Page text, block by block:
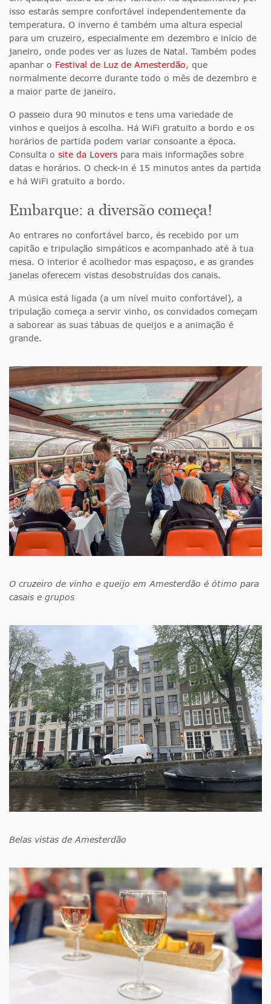
isso estarás sempre confortável independentemente da
temperatura. O inverno é também uma altura especial
para um cruzeiro, especialmente em dezembro e início de
janeiro, onde podes ver as luzes de Natal. Também podes
apanhar o Festival de Luz de Amesterdão, que
normalmente decorre durante todo o mês de dezembro e
a maior parte de janeiro.
O passeio dura 90 minutos e tens uma variedade de
vinhos e queijos à escolha. Há WiFi gratuito a bordo e os
horários de partida podem variar consoante a época.
Consulta o site da Lovers para mais informações sobre
datas e horários. O check-in é 15 minutos antes da partida
e há WiFi gratuito a bordo.
Embarque: a diversão começa!
Ao entrares no confortável barco, és recebido por um
capitão e tripulação simpáticos e acompanhado até à tua
mesa. O interior é acolhedor mas espaçoso, e as grandes
janelas oferecem vistas desobstruídas dos canais.
A música está ligada (a um nível muito confortável), a
tripulação começa a servir vinho, os convidados começam
a saborear as suas tábuas de queijos e a animação é
grande.
O cruzeiro de vinho e queijo em Amesterdão é ótimo para
casais e grupos
Belas vistas de Amesterdão